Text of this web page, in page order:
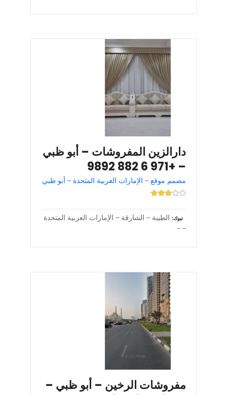
دارالزين المفروشات – أبو ظبي
– +971 6 882 9892
مصمم موقع – الإمارات العربية المتحدة – أبو ظبي
تبوك
الطيبة – الشارقة – الإمارات العربية المتحدة
– –
مفروشات الرخين – أبو ظبي –